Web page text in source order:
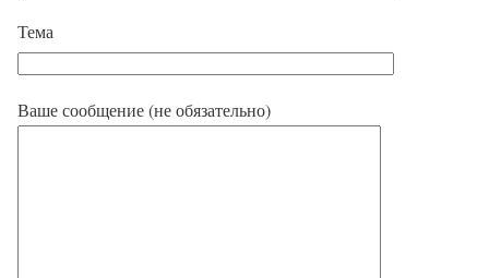
Тема
Ваше сообщение (не обязательно)